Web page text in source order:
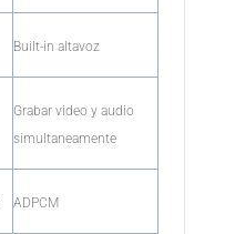
Built-in altavoz
Grabar video y audio
simultaneamente
ADPCM